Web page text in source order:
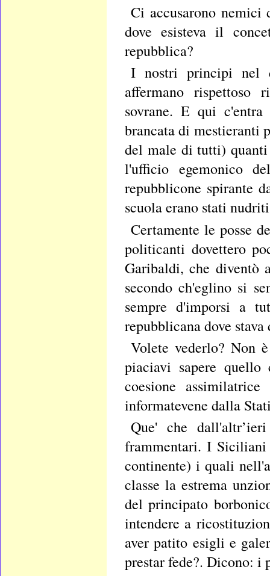
Ci accusarono nemici
dove esisteva il
repubblica?
I nostri principi nel
affermano rispettoso
sovrane. E qui
brancata di mestieranti
del male di tutti) quanti
l'ufficio egemonico
repubblicone spirante
scuola erano stati
Certamente le posse
politicanti dovettero
Garibaldi, che diventò
secondo ch'eglino si
sempre d'imporsi a
repubblicana dove stava
Volete vederlo? Non
piaciavi sapere
coesione
informatevene dalla
Que' che
frammentari. I
continente) i quali
classe la estrema
del principato
intendere a
aver patito esigli e
prestar fede?. Dicono: i